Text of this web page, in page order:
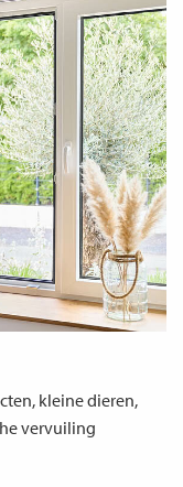
kleine dieren,
vervuiling